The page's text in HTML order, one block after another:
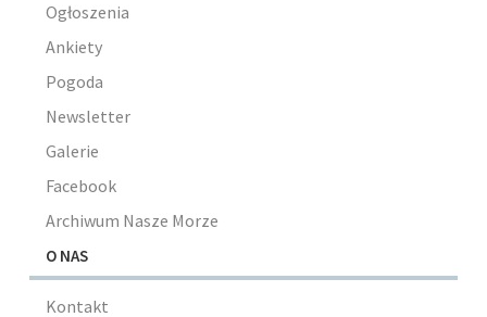
Ogłoszenia
Ankiety
Pogoda
Newsletter
Galerie
Facebook
Archiwum Nasze Morze
O NAS
Kontakt